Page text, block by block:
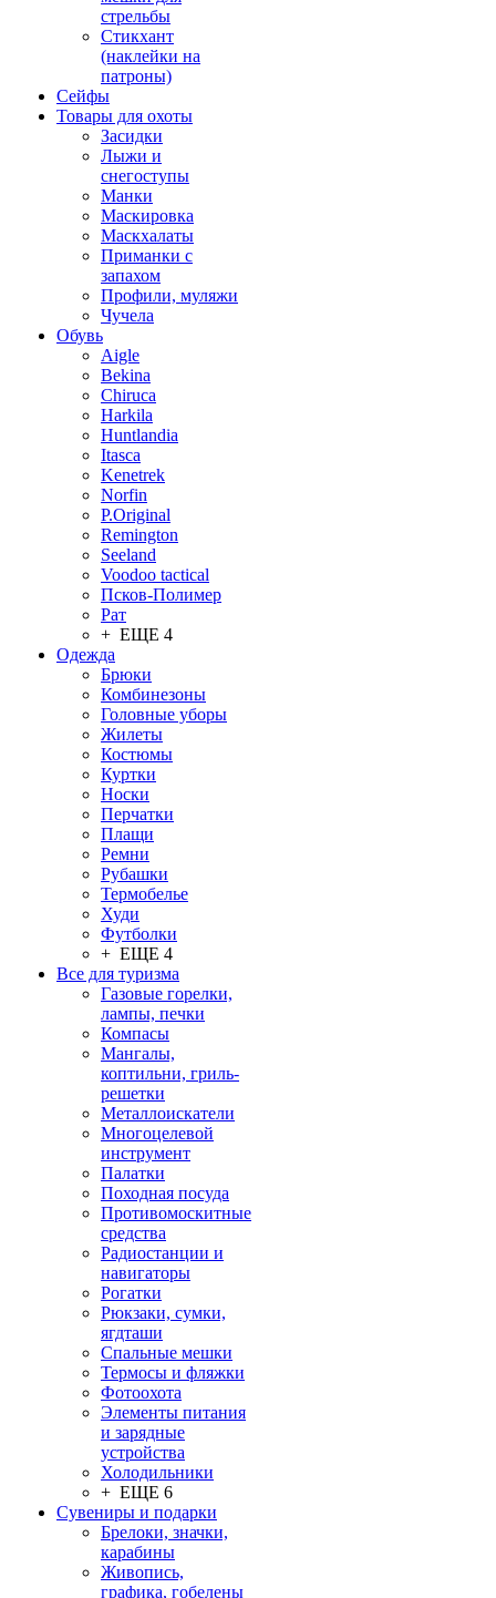
стрельбы
Стикхант
(наклейки на
патроны)
Сейфы
Товары для охоты
Засидки
Лыжи и
снегоступы
Манки
Маскировка
Маскхалаты
Приманки с
запахом
Профили, муляжи
Чучела
Обувь
Aigle
Bekina
Chiruсa
Harkila
Huntlandia
Itasca
Kenetrek
Norfin
P.Original
Remington
Seeland
Voodoo tactical
Псков-Полимер
Рат
+ ЕЩЕ 4
Одежда
Брюки
Комбинезоны
Головные уборы
Жилеты
Костюмы
Куртки
Носки
Перчатки
Плащи
Ремни
Рубашки
Термобелье
Худи
Футболки
+ ЕЩЕ 4
Все для туризма
Газовые горелки,
лампы, печки
Компасы
Мангалы,
коптильни, гриль-
решетки
Металлоискатели
Многоцелевой
инструмент
Палатки
Походная посуда
Противомоскитные
средства
Радиостанции и
навигаторы
Рогатки
Рюкзаки, сумки,
ягдташи
Спальные мешки
Термосы и фляжки
Фотоохота
Элементы питания
и зарядные
устройства
Холодильники
+ ЕЩЕ 6
Сувениры и подарки
Брелоки, значки,
карабины
Живопись,
графика, гобелены